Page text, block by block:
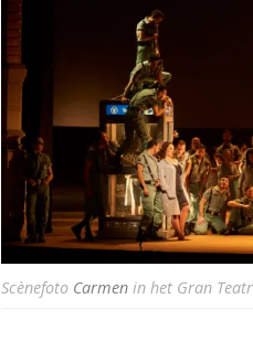
Scènefoto Carmen in het Gran